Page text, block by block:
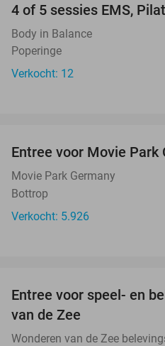
4 of 5 sessies EMS,
Body in Balance
Poperinge
Verkocht: 12
Entree voor Movie Park
Movie Park Germany
Bottrop
Verkocht: 5.926
Entree voor speel- en
van de Zee
Wonderen van de Zee